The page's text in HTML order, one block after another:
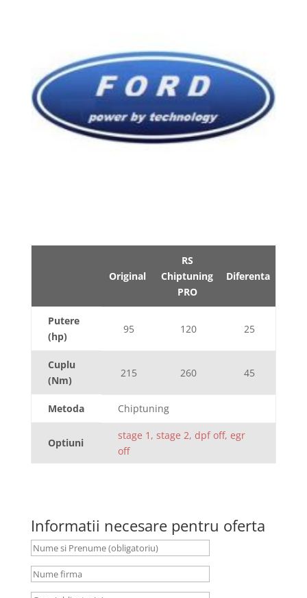
Original
RS
Chiptuning
PRO
Diferenta
Putere
(hp)
95 120 25
Cuplu
(Nm)
215 260 45
Metoda Chiptuning
Optiuni
stage 1, stage 2, dpf off, egr
off
Informatii necesare pentru oferta